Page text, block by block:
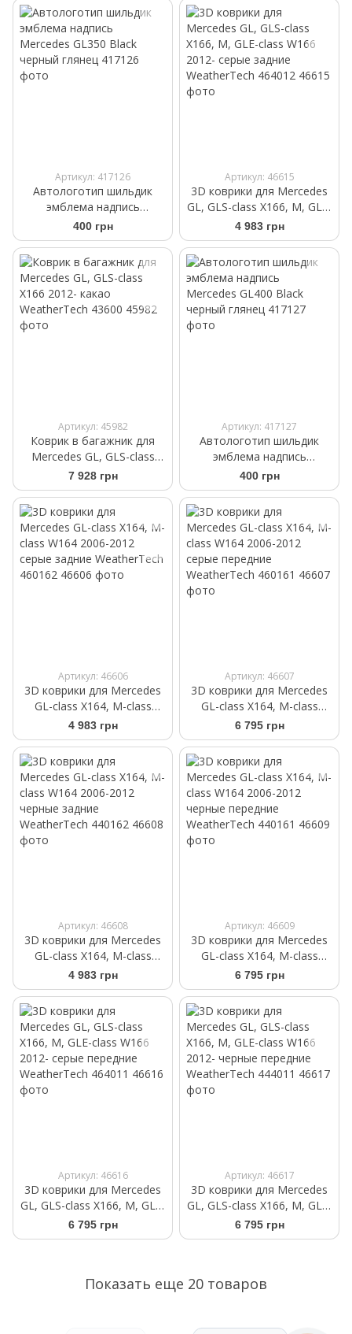
Артикул: 417126
Автологотип шильдик
эмблема надпись
Mercedes GL350 Black
черный глянец
400 грн
Артикул: 46615
3D коврики для Mercedes
GL, GLS-class X166, M, GLE-
class W166 2012- cерые
задние WeatherTech
4 983 грн
Артикул: 45982
Коврик в багажник для
Mercedes GL, GLS-class
X166 2012- какао
WeatherTech 43600
7 928 грн
Артикул: 417127
Автологотип шильдик
эмблема надпись
Mercedes GL400 Black
черный глянец
400 грн
Артикул: 46606
3D коврики для Mercedes
GL-class X164, M-class
W164 2006-2012 cерые
задние WeatherTech
4 983 грн
Артикул: 46607
3D коврики для Mercedes
GL-class X164, M-class
W164 2006-2012 cерые
передние WeatherTech
6 795 грн
Артикул: 46608
3D коврики для Mercedes
GL-class X164, M-class
W164 2006-2012 черные
задние WeatherTech
4 983 грн
Артикул: 46609
3D коврики для Mercedes
GL-class X164, M-class
W164 2006-2012 черные
передние WeatherTech
6 795 грн
Артикул: 46616
3D коврики для Mercedes
GL, GLS-class X166, M, GLE-
class W166 2012- cерые
передние WeatherTech
6 795 грн
Артикул: 46617
3D коврики для Mercedes
GL, GLS-class X166, M, GLE-
class W166 2012- черные
передние WeatherTech
6 795 грн
Показать еще 20 товаров